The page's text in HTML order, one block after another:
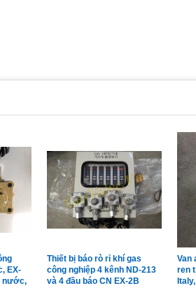
EX-
nước,
Thiết bị báo rò rỉ khí gas
công nghiệp 4 kênh ND-213
và 4 đầu báo CN EX-2B
Van
ren